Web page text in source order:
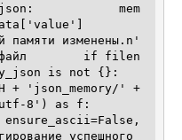
mem
памяти изменены.n'
в файл        if filen
is not {}:
+ 'json_memory/' +
8') as f:
успешного